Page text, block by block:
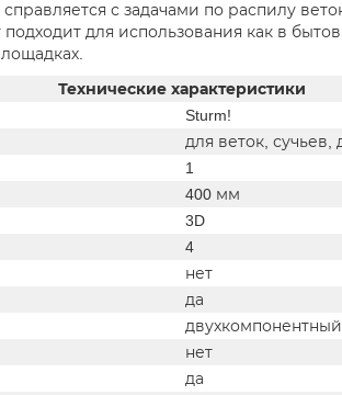
с задачами по распилу
для использования как в
Технические характеристики
Sturm!
для веток, сучьев,
1
400 мм
3D
4
нет
да
двухкомпонентный
нет
да